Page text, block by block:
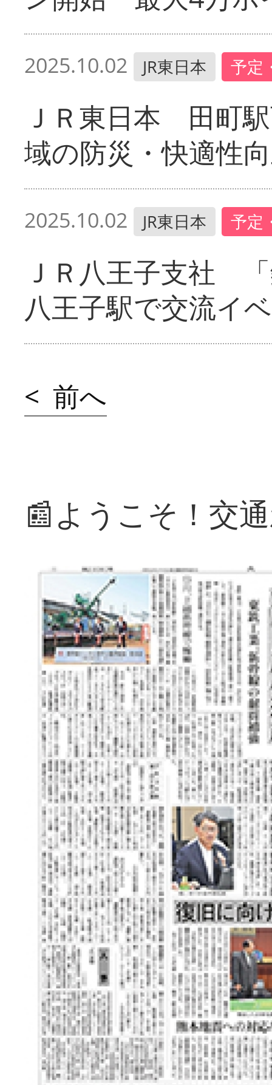
2025.10.02 JR東日本 予定
ＪＲ東日本 田町
域の防災・快適性
2025.10.02 JR東日本 予定
ＪＲ八王子支社
八王子駅で交流イ
< 前へ
📰ようこそ！交